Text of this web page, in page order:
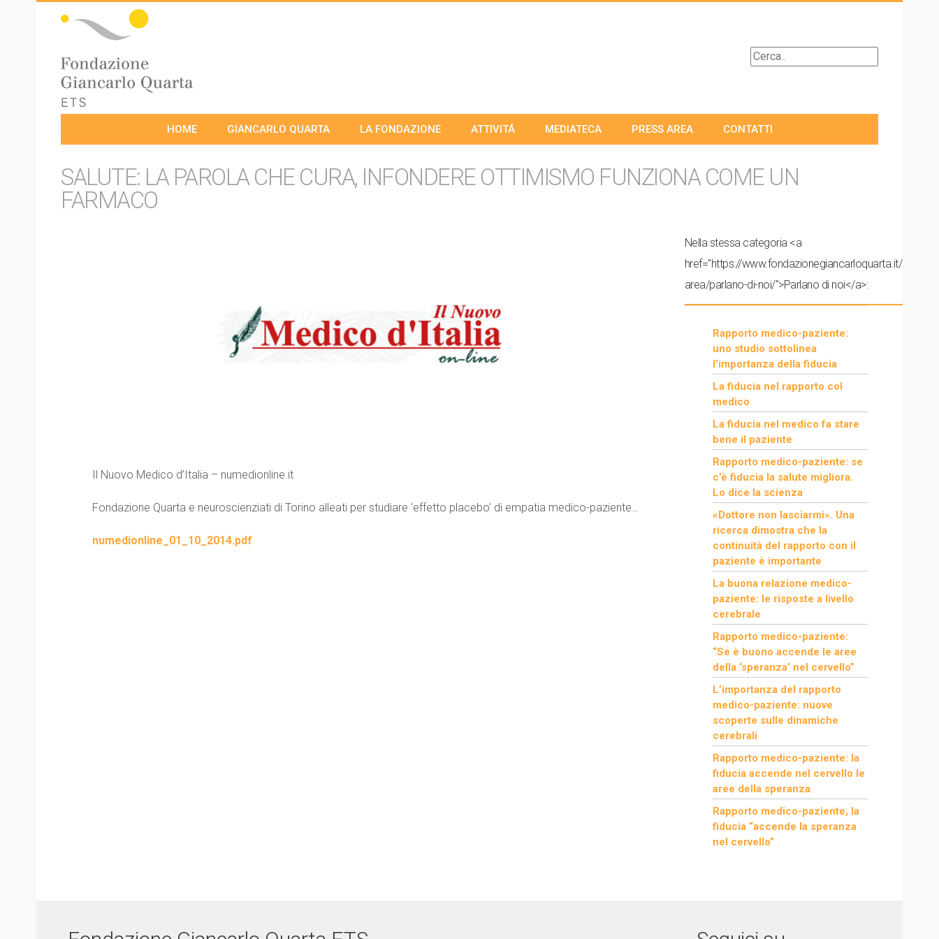
HOME GIANCARLO QUARTA LA FONDAZIONE ATTIVITÁ MEDIATECA PRESS AREA CONTATTI
SALUTE: LA PAROLA CHE CURA, INFONDERE OTTIMISMO FUNZIONA COME UN
FARMACO
Il Nuovo Medico d’Italia – numedionline.it
Fondazione Quarta e neuroscienziati di Torino alleati per studiare ‘effetto placebo’ di empatia medico-paziente…
numedionline_01_10_2014.pdf
Nella stessa categoria <a
href="https://www.fondazionegiancarloquarta.it/press-
area/parlano-di-noi/">Parlano di noi</a>:
Rapporto medico-paziente:
uno studio sottolinea
l’importanza della fiducia
La fiducia nel rapporto col
medico
La fiducia nel medico fa stare
bene il paziente
Rapporto medico-paziente: se
c’è fiducia la salute migliora.
Lo dice la scienza
«Dottore non lasciarmi». Una
ricerca dimostra che la
continuità del rapporto con il
paziente è importante
La buona relazione medico-
paziente: le risposte a livello
cerebrale
Rapporto medico-paziente:
“Se è buono accende le aree
della ‘speranza’ nel cervello”
L’importanza del rapporto
medico-paziente: nuove
scoperte sulle dinamiche
cerebrali
Rapporto medico-paziente: la
fiducia accende nel cervello le
aree della speranza
Rapporto medico-paziente, la
fiducia “accende la speranza
nel cervello”